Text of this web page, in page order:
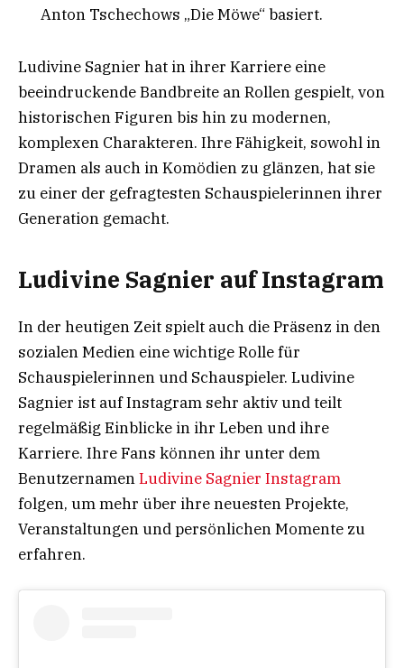
Anton Tschechows „Die Möwe“ basiert.
Ludivine Sagnier hat in ihrer Karriere eine
beeindruckende Bandbreite an Rollen gespielt, von
historischen Figuren bis hin zu modernen,
komplexen Charakteren. Ihre Fähigkeit, sowohl in
Dramen als auch in Komödien zu glänzen, hat sie
zu einer der gefragtesten Schauspielerinnen ihrer
Generation gemacht.
Ludivine Sagnier auf Instagram
In der heutigen Zeit spielt auch die Präsenz in den
sozialen Medien eine wichtige Rolle für
Schauspielerinnen und Schauspieler. Ludivine
Sagnier ist auf Instagram sehr aktiv und teilt
regelmäßig Einblicke in ihr Leben und ihre
Karriere. Ihre Fans können ihr unter dem
BenutzernamenLudivine Sagnier Instagram
folgen, um mehr über ihre neuesten Projekte,
Veranstaltungen und persönlichen Momente zu
erfahren.